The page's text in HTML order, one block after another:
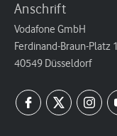
Anschrift
Vodafone GmbH
Ferdinand-Braun-Platz 1
40549 Düsseldorf